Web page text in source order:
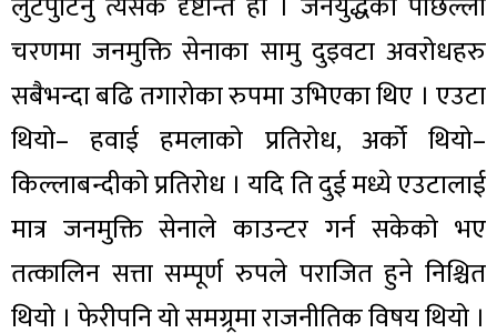
चरणमा जनमुक्ति सेनाका सामु दुइवटा अवरोधहरु
सबैभन्दा बढि तगारोका रुपमा उभिएका थिए । एउटा
थियो– हवाई हमलाको प्रतिरोध, अर्को थियो–
किल्लाबन्दीको प्रतिरोध । यदि ति दुई मध्ये एउटालाई
मात्र जनमुक्ति सेनाले काउन्टर गर्न सकेको भए
तत्कालिन सत्ता सम्पूर्ण रुपले पराजित हुने निश्चित
थियो । फेरीपनि यो समग्र्रमा राजनीतिक विषय थियो ।